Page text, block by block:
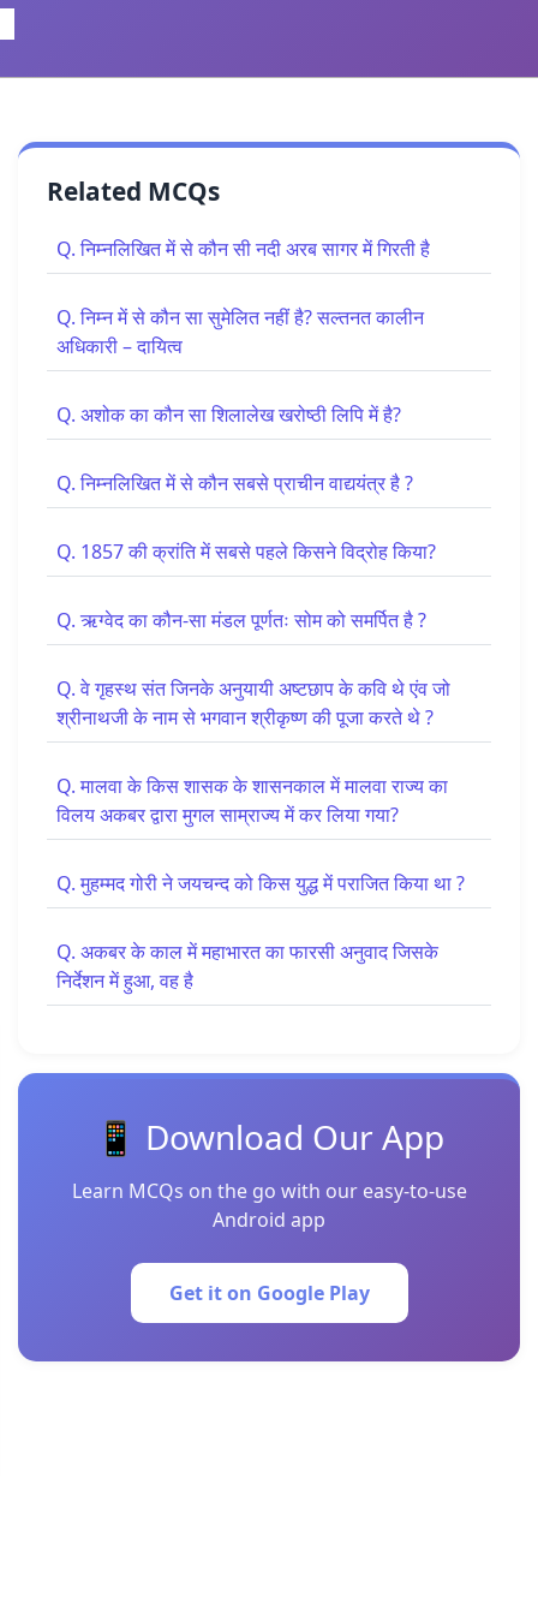
Related MCQs
Q. निम्नलिखित में से कौन सी नदी अरब सागर में गिरती है
Q. निम्न में से कौन सा सुमेलित नहीं है? सल्तनत कालीन
अधिकारी – दायित्व
Q. अशोक का कौन सा शिलालेख खरोष्ठी लिपि में है?
Q. निम्नलिखित में से कौन सबसे प्राचीन वाद्ययंत्र है ?
Q. 1857 की क्रांति में सबसे पहले किसने विद्रोह किया?
Q. ऋग्वेद का कौन-सा मंडल पूर्णतः सोम को समर्पित है ?
Q. वे गृहस्थ संत जिनके अनुयायी अष्टछाप के कवि थे एंव जो
श्रीनाथजी के नाम से भगवान श्रीकृष्ण की पूजा करते थे ?
Q. मालवा के किस शासक के शासनकाल में मालवा राज्य का
विलय अकबर द्वारा मुगल साम्राज्य में कर लिया गया?
Q. मुहम्मद गोरी ने जयचन्द को किस युद्ध में पराजित किया था ?
Q. अकबर के काल में महाभारत का फारसी अनुवाद जिसके
निर्देशन में हुआ, वह है
📱 Download Our App
Learn MCQs on the go with our easy-to-use
Android app
Get it on Google Play